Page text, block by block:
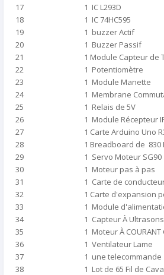
17
1 IC L293D
18
1 IC 74HC595
19
1 buzzer Actif
20
1 Buzzer Passif
21
1 Module Capteur
22
1 Potentiomètre
23
1 Module Manette
24
1 Membrane
25
1 Relais de 5V
26
1 Module Récepteur
27
1 Carte Arduino Uno
28
1 Breadboard de 830
29
1 Servo Moteur SG90
30
1 Moteur pas à pas
31
1 Carte de
32
1 Carte d'expansion
33
1 Module
34
1 Capteur À Ultrasons
35
1 Moteur À COURANT
36
1 Ventilateur Lame
37
1 une telecommande
38
1 Lot de 65 Fil de